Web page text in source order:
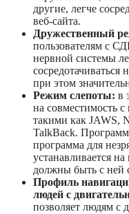
другие, легче
веб-сайта.
Дружественный
пользователям с
нервной системы
сосредотачиваться
при этом
Режим слепоты: в
на совместимость
такими как JAWS,
TalkBack.
программа для
устанавливается
должны быть с ней
Профиль
людей с
позволяет людям с